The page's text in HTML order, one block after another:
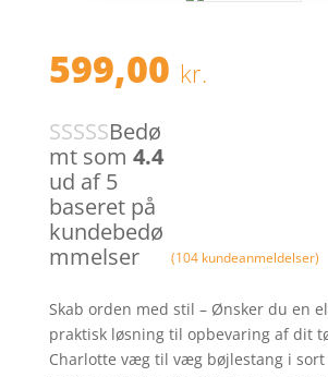
599,00 kr.
Bedø
mt som 4.4
ud af 5
baseret på
kundebedø
mmelser
(104kundeanmeldelser)
Skab orden med stil – Ønsker du en
praktisk løsning til opbevaring af dit
Charlotte væg til væg bøjlestang i